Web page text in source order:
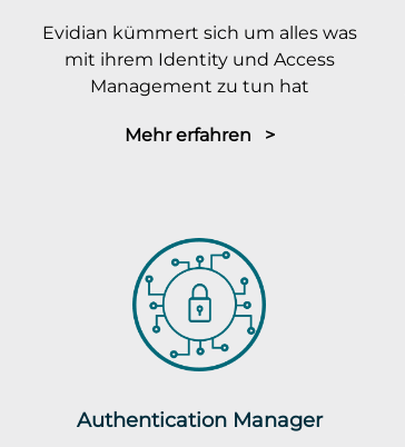
Evidian kümmert sich um alles was
mit ihrem Identity und Access
Management zu tun hat
Mehr erfahren >
Authentication Manager